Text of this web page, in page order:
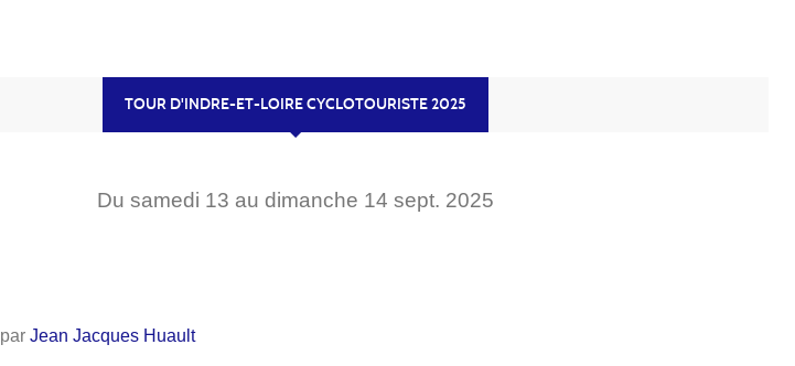
TOUR D'INDRE-ET-LOIRE CYCLOTOURISTE 2025
Du samedi 13 au dimanche 14 sept. 2025
parJean Jacques Huault